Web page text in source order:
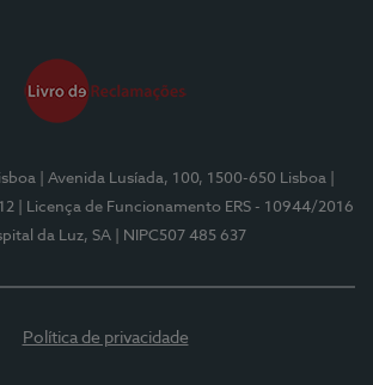
| Avenida Lusíada, 100, 1500-650 Lisboa
| Licença de Funcionamento ERS - 10944/2016
da Luz, SA
| NIPC507 485 637
Política de privacidade